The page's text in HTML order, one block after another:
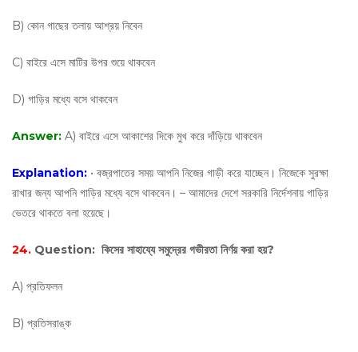
B) কোন গাছের তলায় আশ্রয় নিবেন
C) বাইরে এসে মাটির উপর শুয়ে থাকবেন
D) গাড়ির মধ্যে বসে থাকবেন
Answer: A) বাইরে এসে আকাশের দিকে মুখ করে দাঁড়িয়ে থাকবেন
Explanation: • বজ্রপাতের সময় আপনি নিজের গাড়ী করে যাচ্ছেন। নিজেকে সুরক্ষা
রাখার জন্য আপনি গাড়ির মধ্যে বসে থাকবেন। – আমাদের দেশে সরকারি নির্দেশনায় গাড়ির
ভেতরে থাকতে বলা হয়েছে।
24. Question: কিসের সাহায্যে সমুদ্রের গভীরতা নির্ণয় করা হয়?
A) প্রতিফলন
B) প্রতিসরাঙ্ক